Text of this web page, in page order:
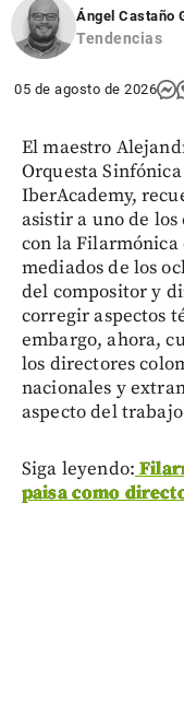
Ángel Castaño
Tendencias
05 de agosto de 2026
El maestro
Orquesta
IberAcademy,
asistir a uno de
con la Filarmónica
mediados de los
del compositor y
corregir aspectos
embargo, ahora,
los directores
nacionales y
aspecto del
Siga leyendo:
paisa como